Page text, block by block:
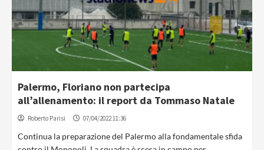
Palermo, Floriano non partecipa
all’allenamento: il report da Tommaso Natale
Roberto Parisi 07/04/2022 11:36
Continua la preparazione del Palermo alla fondamentale sfida